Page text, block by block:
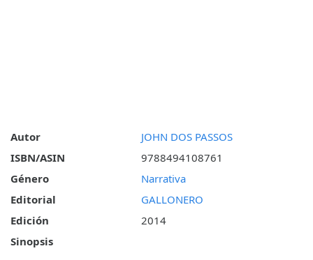
Autor
JOHN DOS PASSOS
ISBN/ASIN
9788494108761
Género
Narrativa
Editorial
GALLONERO
Edición
2014
Sinopsis